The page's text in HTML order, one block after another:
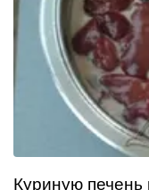
Куриную